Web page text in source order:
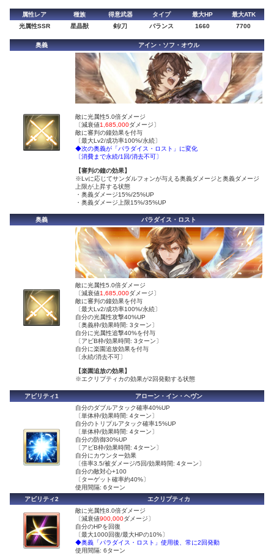
属性レア 種族 得意武器 タイプ 最大HP
最大ATK
光属性SSR
星晶獣 剣/刀 バランス 1660 7700
奥義 アイン・ソフ・オウル
敵に光属性5.0倍ダメージ
〔減衰値1,685,000ダメージ〕
敵に審判の鐘効果を付与
〔最大Lv2/成功率100%/永続〕
◆次の奥義が「パラダイス・ロスト」に変化
〔消費まで永続/1回/消去不可〕
【審判の鐘の効果】
※Lvに応じてサンダルフォンが与える奥義ダメージと奥義ダメージ
上限が上昇する状態
・奥義ダメージ15%/25%UP
・奥義ダメージ上限15%/35%UP
奥義 パラダイス・ロスト
敵に光属性5.0倍ダメージ
〔減衰値1,685,000ダメージ〕
敵に審判の鐘効果を付与
〔最大Lv2/成功率100%/永続〕
自分の光属性攻撃40%UP
〔奥義枠/効果時間: 3ターン〕
自分に光属性追撃40%を付与
〔アビB枠/効果時間: 3ターン〕
自分に楽園追放効果を付与
〔永続/消去不可〕
【楽園追放の効果】
※エクリプティカの効果が2回発動する状態
アビリティ1
アローン・イン・ヘヴン
自分のダブルアタック確率40%UP
〔単体枠/効果時間: 4ターン〕
自分のトリプルアタック確率15%UP
〔単体枠/効果時間: 4ターン〕
自分の防御30%UP
〔アビB枠/効果時間: 4ターン〕
自分にカウンター効果
〔倍率3.5/被ダメージ/5回/効果時間: 4ターン〕
自分の敵対心+100
〔ターゲット確率約40%〕
使用間隔: 6ターン
アビリティ2
エクリプティカ
敵に光属性8.0倍ダメージ
〔減衰値900,000ダメージ〕
自分のHPを回復
〔最大1000回復/最大HPの10%〕
◆奥義「パラダイス・ロスト」使用後、常に2回発動
使用間隔: 6ターン